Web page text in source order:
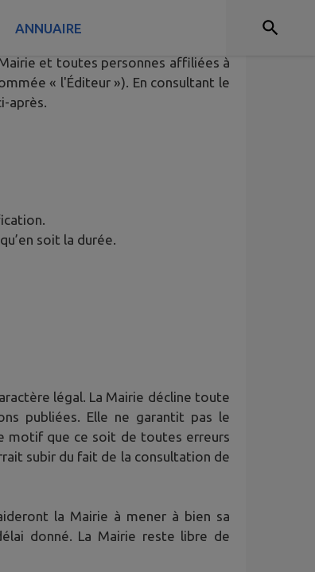
ANNUAIRE
et toutes personnes affiliées à
« l'Éditeur »). En consultant le
après.
soit la durée.
légal. La Mairie décline toute
publiées. Elle ne garantit pas le
motif que ce soit de toutes erreurs
subir du fait de la consultation de
la Mairie à mener à bien sa
donné. La Mairie reste libre de